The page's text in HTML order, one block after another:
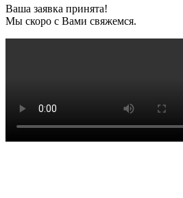
Ваша заявка принята!
Мы скоро с Вами свяжемся.